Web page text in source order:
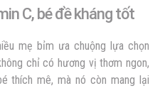
C, bé đề kháng tốt
mẹ bỉm ưa chuộng lựa chọn
chỉ có hương vị thơm ngon,
thích mê, mà nó còn mang lại